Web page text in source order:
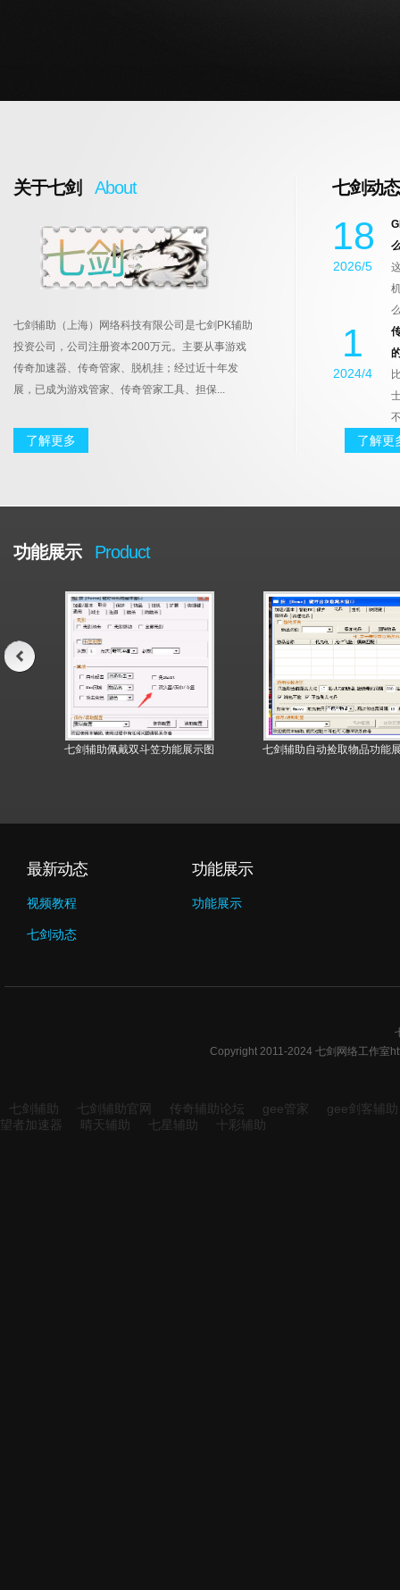
关于七剑 About
七剑辅助（上海）网络科技有限公司是七剑PK辅助
投资公司，公司注册资本200万元。主要从事游戏
传奇加速器、传奇管家、脱机挂；经过近十年发
展，已成为游戏管家、传奇管家工具、担保...
七剑动态
18
2026/5
1
2024/4
了解更多 了解更
功能展示 Product
七剑辅助佩戴双斗笠功能展示图 七剑辅助自动捡取物品功能
最新动态
视频教程
七剑动态
功能展示
功能展示
Copyright 2011-2024 七剑网络工作室
七剑辅助 七剑辅助官网 传奇辅助论坛 gee管家
gee剑客辅助
望者加速器
晴天辅助 七星辅助 十彩辅助